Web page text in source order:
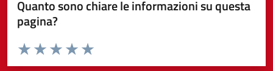
Quanto sono chiare le informazioni su questa
pagina?
Valuta da 1 a 5 stelle la pagina
Valuta 5 stelle su 5
Valuta 4 stelle su 5
Valuta 3 stelle su 5
Valuta 2 stelle su 5
Valuta 1 stelle su 5